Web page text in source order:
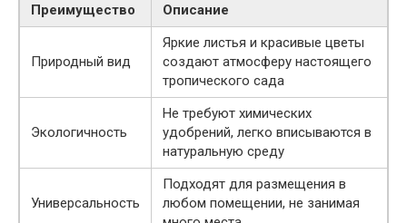
Преимущество Описание
Природный вид
Яркие листья и красивые цветы
создают атмосферу настоящего
тропического сада
Экологичность
Не требуют химических
удобрений, легко вписываются в
натуральную среду
Универсальность
Подходят для размещения в
любом помещении, не занимая